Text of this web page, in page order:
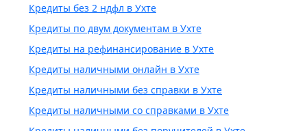
Кредиты без 2 ндфл в Ухте
Кредиты по двум документам в Ухте
Кредиты на рефинансирование в Ухте
Кредиты наличными онлайн в Ухте
Кредиты наличными без справки в Ухте
Кредиты наличными со справками в Ухте